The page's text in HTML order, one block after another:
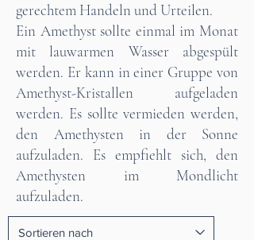
gerechtem Handeln und Urteilen.
Ein Amethyst sollte einmal im Monat
mit lauwarmen Wasser abgespült
werden. Er kann in einer Gruppe von
Amethyst-Kristallen aufgeladen
werden. Es sollte vermieden werden,
den Amethysten in der Sonne
aufzuladen. Es empfiehlt sich, den
Amethysten im Mondlicht
aufzuladen.